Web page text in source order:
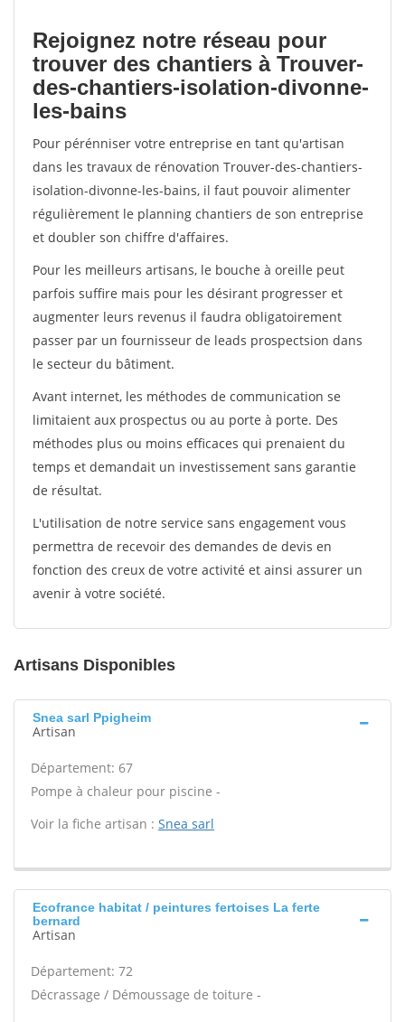
Rejoignez notre réseau pour
trouver des chantiers à Trouver-
des-chantiers-isolation-divonne-
les-bains
Pour pérénniser votre entreprise en tant qu'artisan
dans les travaux de rénovation Trouver-des-chantiers-
isolation-divonne-les-bains, il faut pouvoir alimenter
régulièrement le planning chantiers de son entreprise
et doubler son chiffre d'affaires.
Pour les meilleurs artisans, le bouche à oreille peut
parfois suffire mais pour les désirant progresser et
augmenter leurs revenus il faudra obligatoirement
passer par un fournisseur de leads prospectsion dans
le secteur du bâtiment.
Avant internet, les méthodes de communication se
limitaient aux prospectus ou au porte à porte. Des
méthodes plus ou moins efficaces qui prenaient du
temps et demandait un investissement sans garantie
de résultat.
L'utilisation de notre service sans engagement vous
permettra de recevoir des demandes de devis en
fonction des creux de votre activité et ainsi assurer un
avenir à votre société.
Artisans Disponibles
Snea sarl Ppigheim
Artisan
Département: 67
Pompe à chaleur pour piscine -
Voir la fiche artisan : Snea sarl
Ecofrance habitat / peintures fertoises La ferte
bernard
Artisan
Département: 72
Décrassage / Démoussage de toiture -